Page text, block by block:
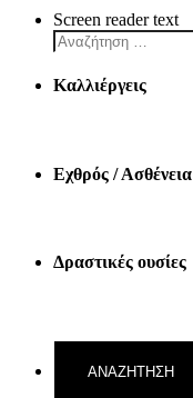
Screen reader text
Καλλιέργεις
Εχθρός / Ασθένεια
Δραστικές ουσίες